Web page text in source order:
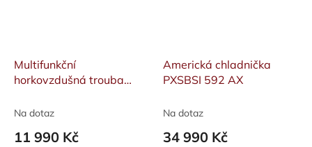
Multifunkční
horkovzdušná trouba
Na dotaz
11 990 Kč
Americká chladnička
PXSBSI 592 AX
Na dotaz
34 990 Kč